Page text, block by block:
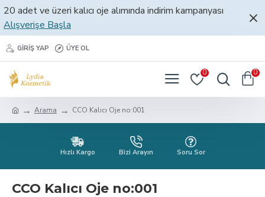
20 adet ve üzeri kalıcı oje alımında indirim kampanyası
Alışverişe Başla
GIRIŞ YAP ÜYE OL
0 0
Arama CCO Kalıcı Oje no:001
Hızlı Kargo Bizi Arayın Soru Sor
CCO Kalıcı Oje no:001